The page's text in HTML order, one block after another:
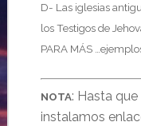
D- Las iglesias
los Testigos de
PARA MÁS
NOTA: Hasta
instalamos